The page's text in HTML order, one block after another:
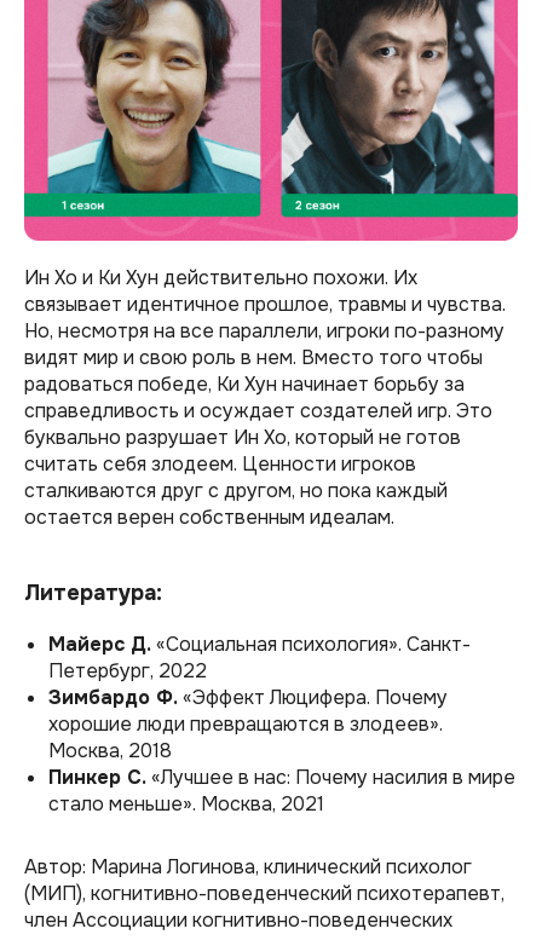
Ин Хо и Ки Хун действительно похожи. Их
связывает идентичное прошлое, травмы и чувства.
Но, несмотря на все параллели, игроки по-разному
видят мир и свою роль в нем. Вместо того чтобы
радоваться победе, Ки Хун начинает борьбу за
справедливость и осуждает создателей игр. Это
буквально разрушает Ин Хо, который не готов
считать себя злодеем. Ценности игроков
сталкиваются друг с другом, но пока каждый
остается верен собственным идеалам.
Литература:
Майерс Д.«Социальная психология». Санкт-
Петербург, 2022
Зимбардо Ф.«Эффект Люцифера. Почему
хорошие люди превращаются в злодеев».
Москва, 2018
Пинкер С.«Лучшее в нас: Почему насилия в мире
стало меньше». Москва, 2021
Автор: Марина Логинова, клинический психолог
(МИП), когнитивно-поведенческий психотерапевт,
член Ассоциации когнитивно-поведенческих